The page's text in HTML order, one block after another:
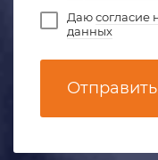
Даюсогласие
данных